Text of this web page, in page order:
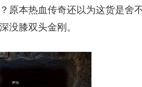
原本热血传奇还以为这货是舍
没膝双头金刚。